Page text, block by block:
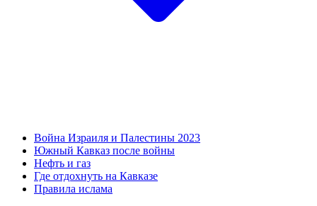
Война Израиля и Палестины 2023
Южный Кавказ после войны
Нефть и газ
Где отдохнуть на Кавказе
Правила ислама